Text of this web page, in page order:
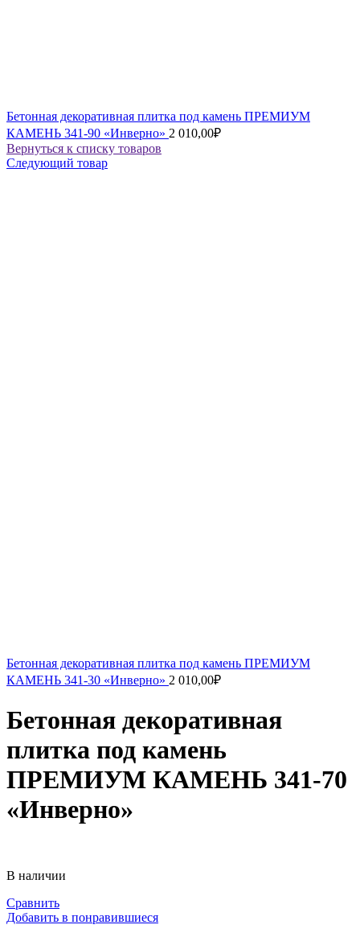
Бетонная декоративная плитка под камень ПРЕМИУМ
КАМЕНЬ 341-90 «Инверно» 2 010,00₽
Вернуться к списку товаров
Следующий товар
Бетонная декоративная плитка под камень ПРЕМИУМ
КАМЕНЬ 341-30 «Инверно» 2 010,00₽
Бетонная декоративная
плитка под камень
ПРЕМИУМ КАМЕНЬ 341-70
«Инверно»
В наличии
Сравнить
Добавить в понравившиеся